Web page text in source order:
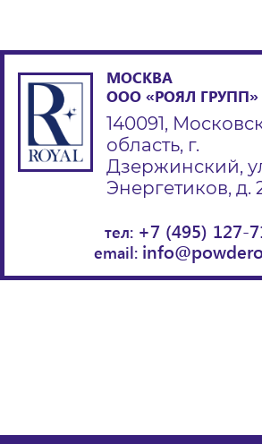
МОСКВА
ООО «РОЯЛ ГРУПП»
140091,
область, г.
Дзержинский,
Энергетиков, д.
тел: +7 (495) 127-
email: